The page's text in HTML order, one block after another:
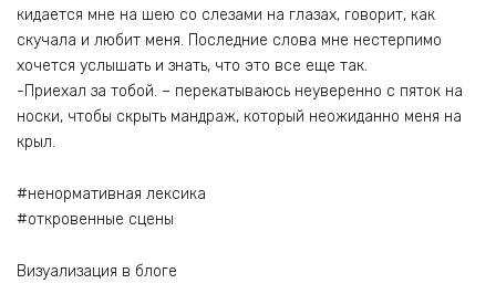
кидается мне на шею со слезами на глазах, говорит, как
скучала и любит меня. Последние слова мне нестерпимо
хочется услышать и знать, что это все еще так.
-Приехал за тобой. – перекатываюсь неуверенно с пяток на
носки, чтобы скрыть мандраж, который неожиданно меня на
крыл.
#ненормативная лексика
#откровенные сцены
Визуализация в блоге